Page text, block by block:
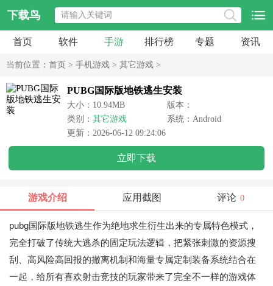
下载鸟
首页 软件 手游 排行榜 专题 资讯
当前位置： 首页 > 手机游戏 > 其它游戏 >
PUBG国际版地铁逃生安装
大小：10.94MB
版本：
类别： 其它游戏
系统：Android
更新：2026-06-12 09:24:06
立即下载
游戏介绍 应用截图 评论 0
pubg国际版地铁逃生作为绝地求生衍生出来的专属特色模式，
完全打破了传统大逃杀的固定玩法逻辑，把紧张刺激的资源搜
刮、高风险高回报的撤离机制和海量专属定制装备系统结合在
一起，给所有喜欢射击竞技的玩家带来了完全不一样的游戏体